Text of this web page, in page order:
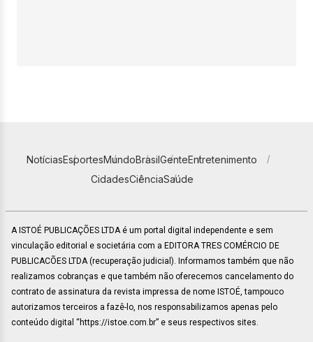
NotíciasEsportesMundoBrasilGenteEntretenimento
CidadesCiênciaSaúde
A ISTOÉ PUBLICAÇÕES LTDA é um portal digital independente e sem
vinculação editorial e societária com a EDITORA TRES COMÉRCIO DE
PUBLICACÕES LTDA (recuperação judicial). Informamos também que não
realizamos cobranças e que também não oferecemos cancelamento do
contrato de assinatura da revista impressa de nome ISTOÉ, tampouco
autorizamos terceiros a fazê-lo, nos responsabilizamos apenas pelo
conteúdo digital “https://istoe.com.br” e seus respectivos sites.